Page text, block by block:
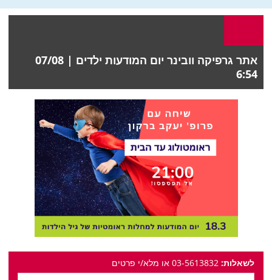
אתר גרפיקה וובינר יום המודעות ילדים | 07/08
6:54
לשאלות: 03-5613832 או מלא/י פרטים